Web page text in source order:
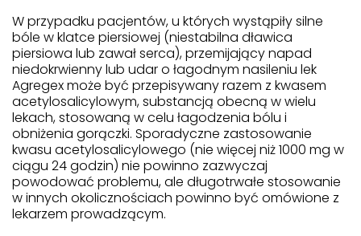
W przypadku pacjentów, u których wystąpiły silne
bóle w klatce piersiowej (niestabilna dławica
piersiowa lub zawał serca), przemijający napad
niedokrwienny lub udar o łagodnym nasileniu lek
Agregex może być przepisywany razem z kwasem
acetylosalicylowym, substancją obecną w wielu
lekach, stosowaną w celu łagodzenia bólu i
obniżenia gorączki. Sporadyczne zastosowanie
kwasu acetylosalicylowego (nie więcej niż 1000 mg w
ciągu 24 godzin) nie powinno zazwyczaj
powodować problemu, ale długotrwałe stosowanie
w innych okolicznościach powinno być omówione z
lekarzem prowadzącym.